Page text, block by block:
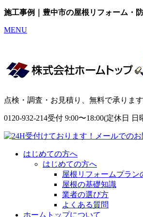
施工事例｜豊中市の屋根リフォーム・
MENU
点検・調査・お見積り、無料で承ります
0120-932-214受付 9:00〜18:00(定休日 日
はじめての方へ
はじめての方へ
屋根リフォームプラン
屋根の基礎知識
業者の選び方
よくある質問
ホームトップについて